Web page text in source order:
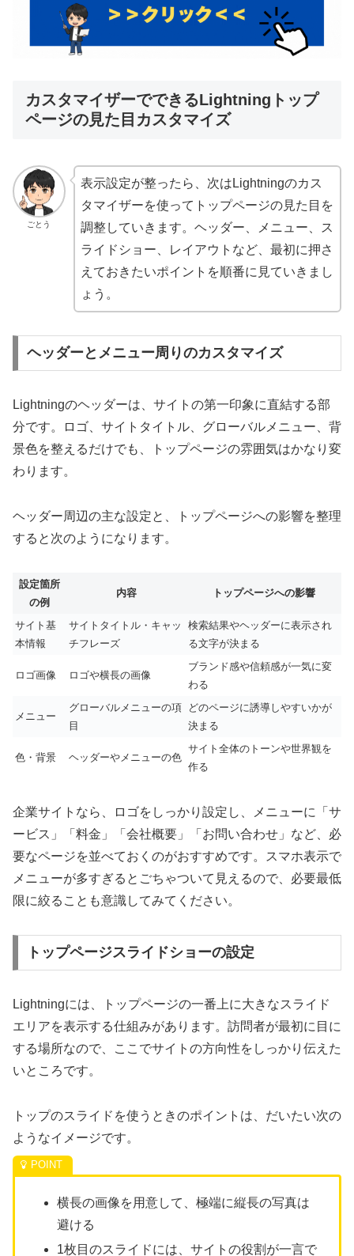
カスタマイザーでできるLightningトップ
ページの見た目カスタマイズ
ごとう
表示設定が整ったら、次はLightningのカス
タマイザーを使ってトップページの見た目を
調整していきます。ヘッダー、メニュー、ス
ライドショー、レイアウトなど、最初に押さ
えておきたいポイントを順番に見ていきまし
ょう。
ヘッダーとメニュー周りのカスタマイズ
Lightningのヘッダーは、サイトの第一印象に直結する部
分です。ロゴ、サイトタイトル、グローバルメニュー、背
景色を整えるだけでも、トップページの雰囲気はかなり変
わります。
ヘッダー周辺の主な設定と、トップページへの影響を整理
すると次のようになります。
設定箇所
の例
内容 トップページへの影響
サイト基
本情報
サイトタイトル・キャッ
チフレーズ
検索結果やヘッダーに表示され
る文字が決まる
ロゴ画像 ロゴや横長の画像
ブランド感や信頼感が一気に変
わる
メニュー
グローバルメニューの項
目
どのページに誘導しやすいかが
決まる
色・背景 ヘッダーやメニューの色
サイト全体のトーンや世界観を
作る
企業サイトなら、ロゴをしっかり設定し、メニューに「サ
ービス」「料金」「会社概要」「お問い合わせ」など、必
要なページを並べておくのがおすすめです。スマホ表示で
メニューが多すぎるとごちゃついて見えるので、必要最低
限に絞ることも意識してみてください。
トップページスライドショーの設定
Lightningには、トップページの一番上に大きなスライド
エリアを表示する仕組みがあります。訪問者が最初に目に
する場所なので、ここでサイトの方向性をしっかり伝えた
いところです。
トップのスライドを使うときのポイントは、だいたい次の
ようなイメージです。
横長の画像を用意して、極端に縦長の写真は
避ける
1枚目のスライドには、サイトの役割が一言で